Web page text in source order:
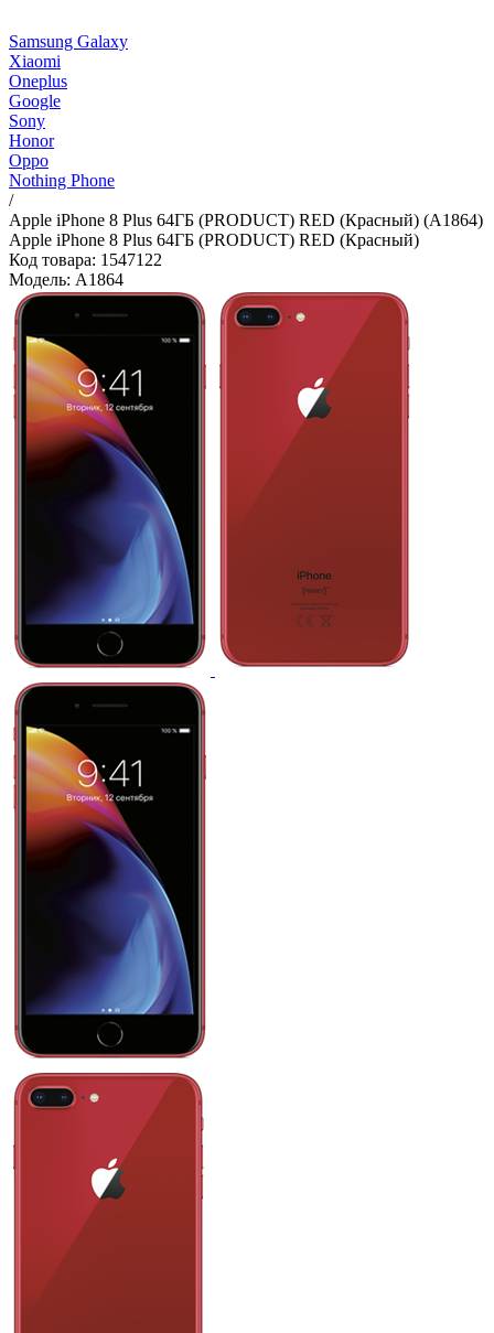
Samsung Galaxy
Xiaomi
Oneplus
Google
Sony
Honor
Oppo
Nothing Phone
/
Apple iPhone 8 Plus 64ГБ (PRODUCT) RED (Красный) (A1864)
Apple iPhone 8 Plus 64ГБ (PRODUCT) RED (Красный)
Код товара: 1547122
Модель: A1864